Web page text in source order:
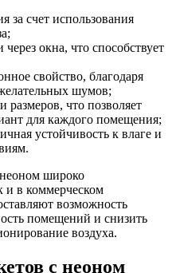
за счет использования
окна, что способствует
свойство, благодаря
шумов;
что позволяет
для каждого помещения;
устойчивость к влаге и
неоном широко
и в коммерческом
возможность
помещений и снизить
воздуха.
с неоном